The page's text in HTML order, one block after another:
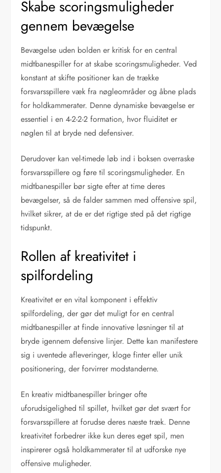
Skabe scoringsmuligheder
gennem bevægelse
Bevægelse uden bolden er kritisk for en central
midtbanespiller for at skabe scoringsmuligheder. Ved
konstant at skifte positioner kan de trække
forsvarsspillere væk fra nøgleområder og åbne plads
for holdkammerater. Denne dynamiske bevægelse er
essentiel i en 4-2-2-2 formation, hvor fluiditet er
nøglen til at bryde ned defensiver.
Derudover kan vel-timede løb ind i boksen overraske
forsvarsspillere og føre til scoringsmuligheder. En
midtbanespiller bør sigte efter at time deres
bevægelser, så de falder sammen med offensive spil,
hvilket sikrer, at de er det rigtige sted på det rigtige
tidspunkt.
Rollen af kreativitet i
spilfordeling
Kreativitet er en vital komponent i effektiv
spilfordeling, der gør det muligt for en central
midtbanespiller at finde innovative løsninger til at
bryde igennem defensive linjer. Dette kan manifestere
sig i uventede afleveringer, kloge finter eller unik
positionering, der forvirrer modstanderne.
En kreativ midtbanespiller bringer ofte
uforudsigelighed til spillet, hvilket gør det svært for
forsvarsspillere at forudse deres næste træk. Denne
kreativitet forbedrer ikke kun deres eget spil, men
inspirerer også holdkammerater til at udforske nye
offensive muligheder.